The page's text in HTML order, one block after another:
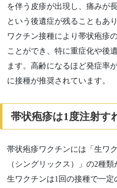
を伴う皮疹が出現し、痛みが
という後遺症が残ることもあり
ワクチン接種により帯状疱疹
ことができ、特に重症化や後
ます。高齢になるほど発症率
に接種が推奨されています。
帯状疱疹は1 度注射す
帯状疱疹ワクチンには「生ワ
（シングリックス）」の2種類
生ワクチンは1回の接種で一